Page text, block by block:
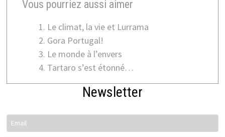
Vous pourriez aussi aimer
Le climat, la vie et Lurrama
Gora Portugal!
Le monde à l’envers
Tartaro s’est étonné…
Newsletter